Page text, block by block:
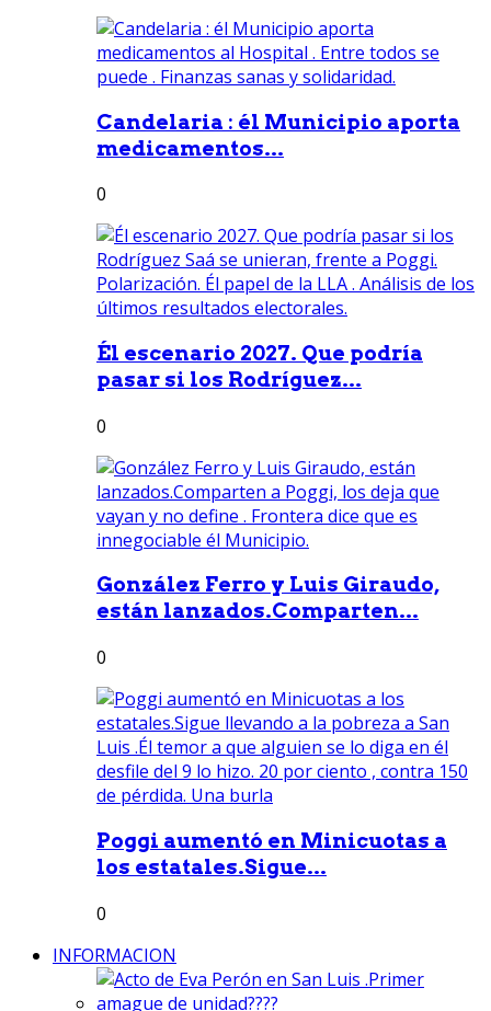
Candelaria : él Municipio aporta
medicamentos...
0
Él escenario 2027. Que podría
pasar si los Rodríguez...
0
González Ferro y Luis Giraudo,
están lanzados.Comparten...
0
Poggi aumentó en Minicuotas a
los estatales.Sigue...
0
INFORMACION